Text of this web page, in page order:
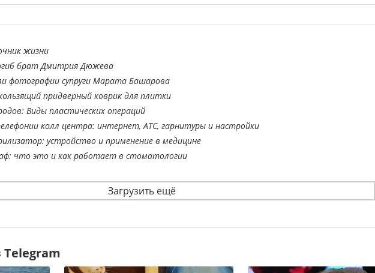
жизни
брат Дмитрия Дюжева
фотографии супруги Марата Башарова
придверный коврик для плитки
Виды пластических операций
колл центра: интернет, АТС, гарнитуры и настройки
устройство и применение в медицине
что это и как работает в стоматологии
Загрузить ещё